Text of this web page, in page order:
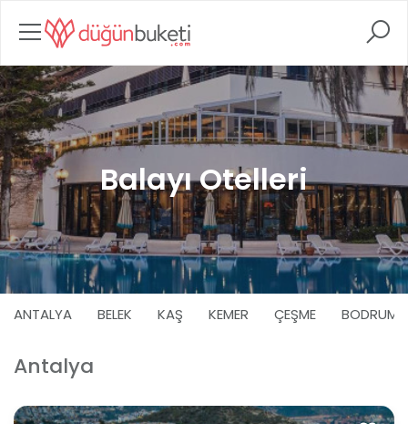
Balayı Otelleri
ANTALYA BELEK KAŞ KEMER ÇEŞME BODRUM
Antalya